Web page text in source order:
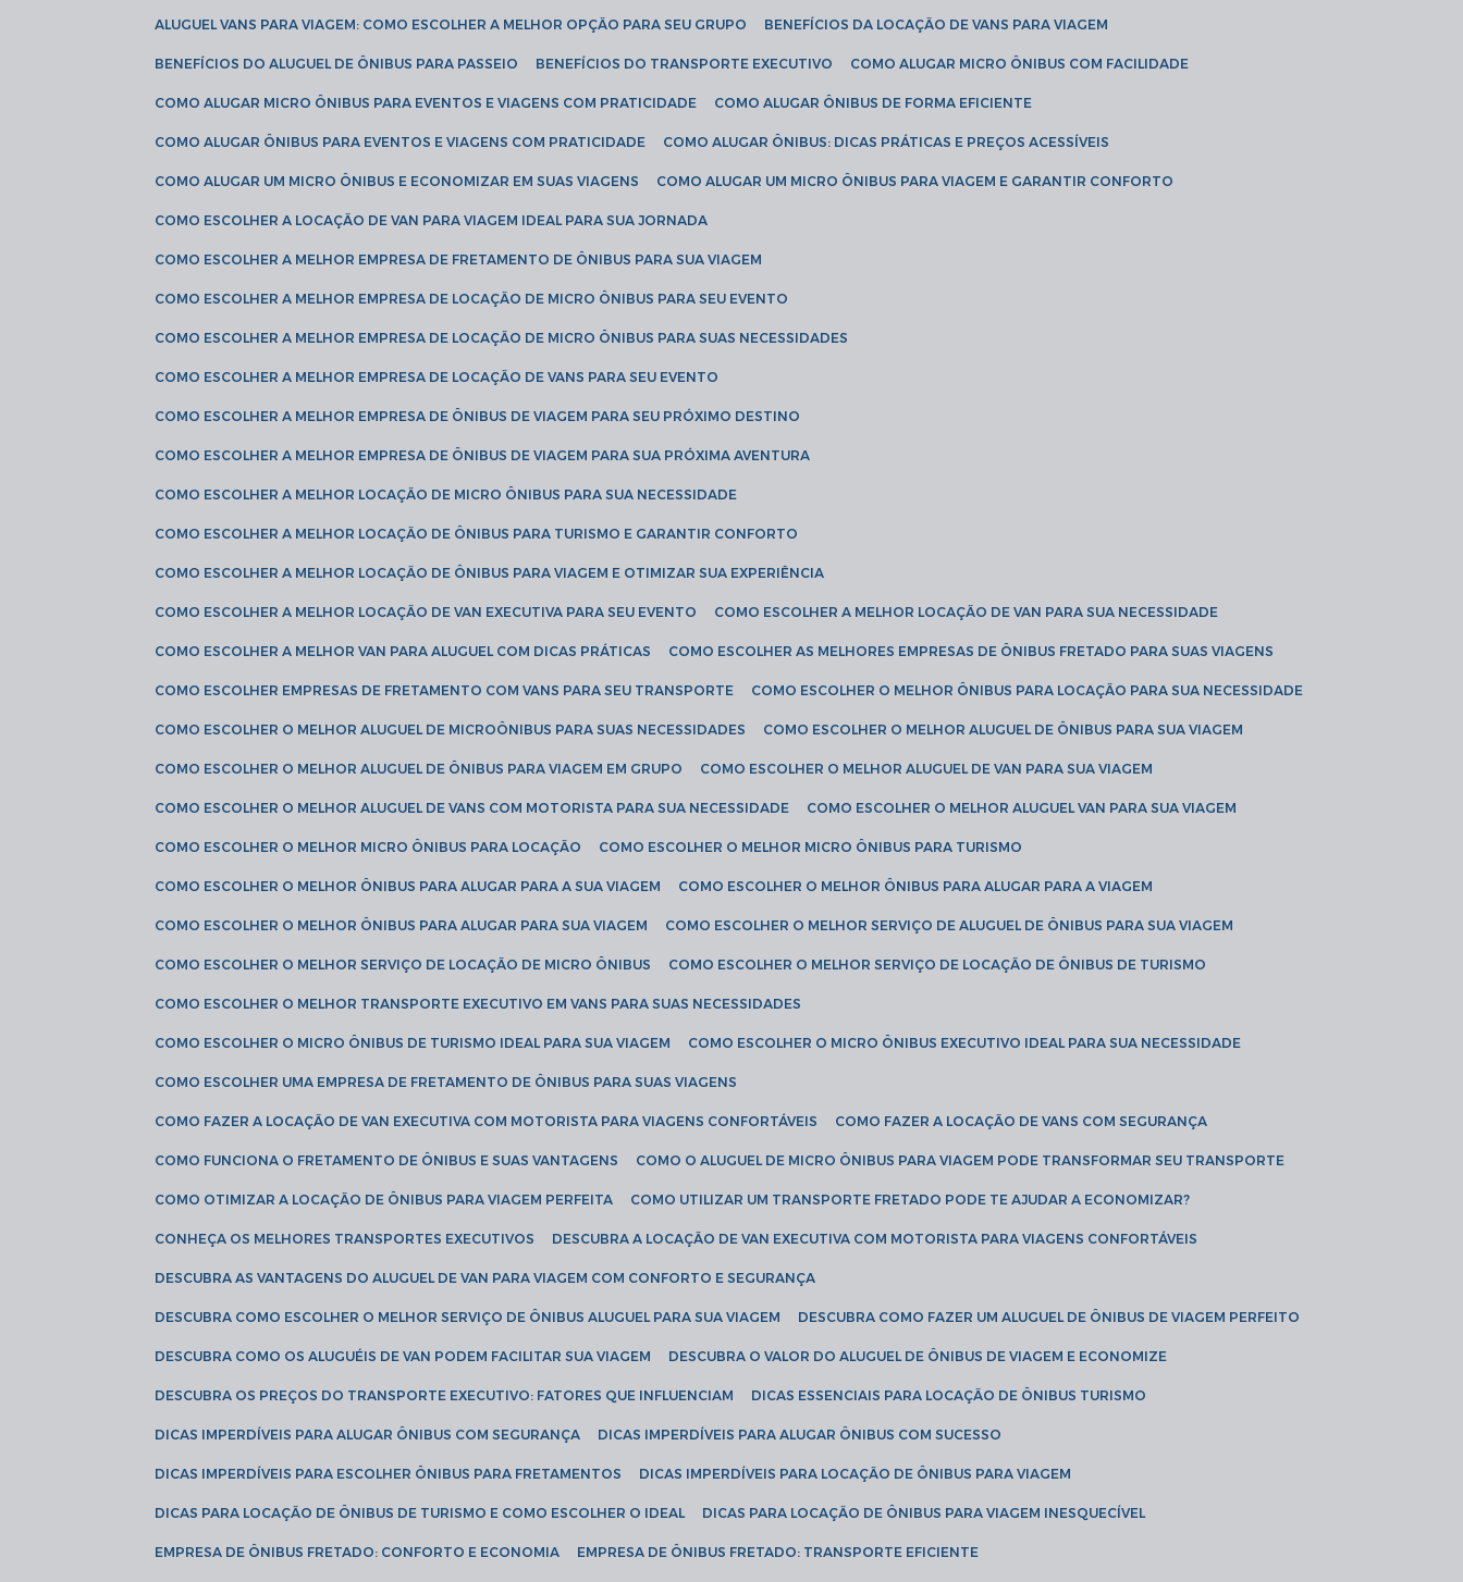
ALUGUEL VANS PARA VIAGEM: COMO ESCOLHER A MELHOR OPÇÃO PARA SEU GRUPO BENEFÍCIOS DA LOCAÇÃO DE VANS PARA VIAGEM
BENEFÍCIOS DO ALUGUEL DE ÔNIBUS PARA PASSEIO BENEFÍCIOS DO TRANSPORTE EXECUTIVO COMO ALUGAR MICRO ÔNIBUS COM FACILIDADE
COMO ALUGAR MICRO ÔNIBUS PARA EVENTOS E VIAGENS COM PRATICIDADE COMO ALUGAR ÔNIBUS DE FORMA EFICIENTE
COMO ALUGAR ÔNIBUS PARA EVENTOS E VIAGENS COM PRATICIDADE COMO ALUGAR ÔNIBUS: DICAS PRÁTICAS E PREÇOS ACESSÍVEIS
COMO ALUGAR UM MICRO ÔNIBUS E ECONOMIZAR EM SUAS VIAGENS COMO ALUGAR UM MICRO ÔNIBUS PARA VIAGEM E GARANTIR CONFORTO
COMO ESCOLHER A LOCAÇÃO DE VAN PARA VIAGEM IDEAL PARA SUA JORNADA
COMO ESCOLHER A MELHOR EMPRESA DE FRETAMENTO DE ÔNIBUS PARA SUA VIAGEM
COMO ESCOLHER A MELHOR EMPRESA DE LOCAÇÃO DE MICRO ÔNIBUS PARA SEU EVENTO
COMO ESCOLHER A MELHOR EMPRESA DE LOCAÇÃO DE MICRO ÔNIBUS PARA SUAS NECESSIDADES
COMO ESCOLHER A MELHOR EMPRESA DE LOCAÇÃO DE VANS PARA SEU EVENTO
COMO ESCOLHER A MELHOR EMPRESA DE ÔNIBUS DE VIAGEM PARA SEU PRÓXIMO DESTINO
COMO ESCOLHER A MELHOR EMPRESA DE ÔNIBUS DE VIAGEM PARA SUA PRÓXIMA AVENTURA
COMO ESCOLHER A MELHOR LOCAÇÃO DE MICRO ÔNIBUS PARA SUA NECESSIDADE
COMO ESCOLHER A MELHOR LOCAÇÃO DE ÔNIBUS PARA TURISMO E GARANTIR CONFORTO
COMO ESCOLHER A MELHOR LOCAÇÃO DE ÔNIBUS PARA VIAGEM E OTIMIZAR SUA EXPERIÊNCIA
COMO ESCOLHER A MELHOR LOCAÇÃO DE VAN EXECUTIVA PARA SEU EVENTO COMO ESCOLHER A MELHOR LOCAÇÃO DE VAN PARA SUA NECESSIDADE
COMO ESCOLHER A MELHOR VAN PARA ALUGUEL COM DICAS PRÁTICAS COMO ESCOLHER AS MELHORES EMPRESAS DE ÔNIBUS FRETADO PARA SUAS VIAGENS
COMO ESCOLHER EMPRESAS DE FRETAMENTO COM VANS PARA SEU TRANSPORTE COMO ESCOLHER O MELHOR ÔNIBUS PARA LOCAÇÃO PARA SUA NECESSIDADE
COMO ESCOLHER O MELHOR ALUGUEL DE MICROÔNIBUS PARA SUAS NECESSIDADES COMO ESCOLHER O MELHOR ALUGUEL DE ÔNIBUS PARA SUA VIAGEM
COMO ESCOLHER O MELHOR ALUGUEL DE ÔNIBUS PARA VIAGEM EM GRUPO COMO ESCOLHER O MELHOR ALUGUEL DE VAN PARA SUA VIAGEM
COMO ESCOLHER O MELHOR ALUGUEL DE VANS COM MOTORISTA PARA SUA NECESSIDADE COMO ESCOLHER O MELHOR ALUGUEL VAN PARA SUA VIAGEM
COMO ESCOLHER O MELHOR MICRO ÔNIBUS PARA LOCAÇÃO COMO ESCOLHER O MELHOR MICRO ÔNIBUS PARA TURISMO
COMO ESCOLHER O MELHOR ÔNIBUS PARA ALUGAR PARA A SUA VIAGEM COMO ESCOLHER O MELHOR ÔNIBUS PARA ALUGAR PARA A VIAGEM
COMO ESCOLHER O MELHOR ÔNIBUS PARA ALUGAR PARA SUA VIAGEM COMO ESCOLHER O MELHOR SERVIÇO DE ALUGUEL DE ÔNIBUS PARA SUA VIAGEM
COMO ESCOLHER O MELHOR SERVIÇO DE LOCAÇÃO DE MICRO ÔNIBUS COMO ESCOLHER O MELHOR SERVIÇO DE LOCAÇÃO DE ÔNIBUS DE TURISMO
COMO ESCOLHER O MELHOR TRANSPORTE EXECUTIVO EM VANS PARA SUAS NECESSIDADES
COMO ESCOLHER O MICRO ÔNIBUS DE TURISMO IDEAL PARA SUA VIAGEM COMO ESCOLHER O MICRO ÔNIBUS EXECUTIVO IDEAL PARA SUA NECESSIDADE
COMO ESCOLHER UMA EMPRESA DE FRETAMENTO DE ÔNIBUS PARA SUAS VIAGENS
COMO FAZER A LOCAÇÃO DE VAN EXECUTIVA COM MOTORISTA PARA VIAGENS CONFORTÁVEIS COMO FAZER A LOCAÇÃO DE VANS COM SEGURANÇA
COMO FUNCIONA O FRETAMENTO DE ÔNIBUS E SUAS VANTAGENS COMO O ALUGUEL DE MICRO ÔNIBUS PARA VIAGEM PODE TRANSFORMAR SEU TRANSPORTE
COMO OTIMIZAR A LOCAÇÃO DE ÔNIBUS PARA VIAGEM PERFEITA COMO UTILIZAR UM TRANSPORTE FRETADO PODE TE AJUDAR A ECONOMIZAR?
CONHEÇA OS MELHORES TRANSPORTES EXECUTIVOS DESCUBRA A LOCAÇÃO DE VAN EXECUTIVA COM MOTORISTA PARA VIAGENS CONFORTÁVEIS
DESCUBRA AS VANTAGENS DO ALUGUEL DE VAN PARA VIAGEM COM CONFORTO E SEGURANÇA
DESCUBRA COMO ESCOLHER O MELHOR SERVIÇO DE ÔNIBUS ALUGUEL PARA SUA VIAGEM DESCUBRA COMO FAZER UM ALUGUEL DE ÔNIBUS DE VIAGEM PERFEITO
DESCUBRA COMO OS ALUGUÉIS DE VAN PODEM FACILITAR SUA VIAGEM DESCUBRA O VALOR DO ALUGUEL DE ÔNIBUS DE VIAGEM E ECONOMIZE
DESCUBRA OS PREÇOS DO TRANSPORTE EXECUTIVO: FATORES QUE INFLUENCIAM DICAS ESSENCIAIS PARA LOCAÇÃO DE ÔNIBUS TURISMO
DICAS IMPERDÍVEIS PARA ALUGAR ÔNIBUS COM SEGURANÇA DICAS IMPERDÍVEIS PARA ALUGAR ÔNIBUS COM SUCESSO
DICAS IMPERDÍVEIS PARA ESCOLHER ÔNIBUS PARA FRETAMENTOS DICAS IMPERDÍVEIS PARA LOCAÇÃO DE ÔNIBUS PARA VIAGEM
DICAS PARA LOCAÇÃO DE ÔNIBUS DE TURISMO E COMO ESCOLHER O IDEAL DICAS PARA LOCAÇÃO DE ÔNIBUS PARA VIAGEM INESQUECÍVEL
EMPRESA DE ÔNIBUS FRETADO: CONFORTO E ECONOMIA EMPRESA DE ÔNIBUS FRETADO: TRANSPORTE EFICIENTE